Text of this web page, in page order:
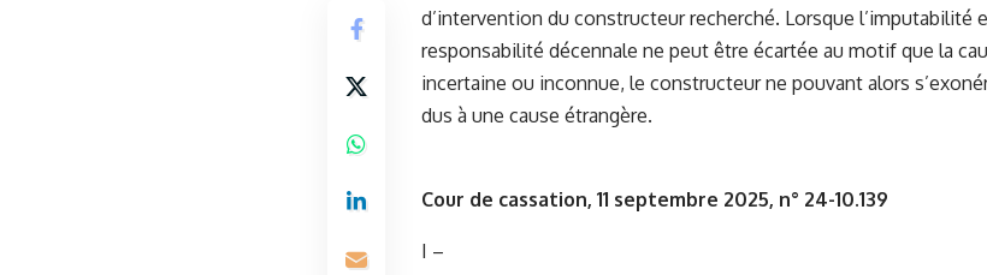
d’intervention du constructeur recherché. Lorsque l’imputabilité
responsabilité décennale ne peut être écartée au motif que la
incertaine ou inconnue, le constructeur ne pouvant alors
dus à une cause étrangère.
Cour de cassation, 11 septembre 2025, n° 24-10.139
I –